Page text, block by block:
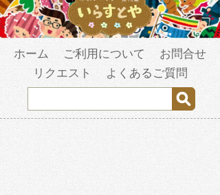
ホーム ご利用について
お問合せ
リクエスト
よくあるご質問